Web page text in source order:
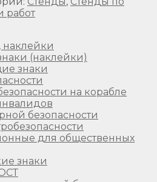
работ
наклейки
(наклейки)
знаки
на корабле
безопасности
для общественных
знаки